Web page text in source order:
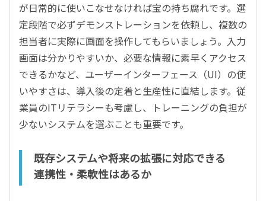
が日常的に使いこなせなければ宝の持ち腐れです。選
定段階で必ずデモンストレーションを依頼し、複数の
担当者に実際に画面を操作してもらいましょう。入力
画面は分かりやすいか、必要な情報に素早くアクセス
できるかなど、ユーザーインターフェース（UI）の使
いやすさは、導入後の定着と生産性に直結します。従
業員のITリテラシーも考慮し、トレーニングの負担が
少ないシステムを選ぶことも重要です。
既存システムや将来の拡張に対応できる
連携性・柔軟性はあるか